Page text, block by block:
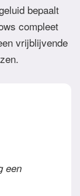
bepaalt
compleet
vrijblijvende
een